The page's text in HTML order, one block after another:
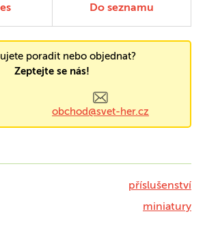
Do seznamu
poradit nebo objednat?
Zeptejte se nás!
obchod@svet-her.cz
příslušenství
miniatury